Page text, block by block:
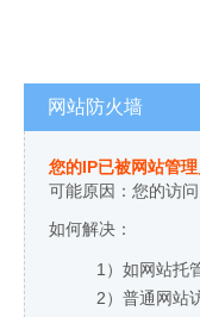
网站防火墙
您的IP已被网站管
可能原因：您的访
如何解决：
1）如网站托
2）普通网站